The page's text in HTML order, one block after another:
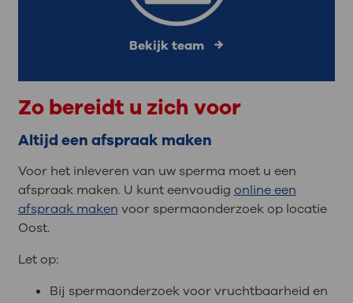
Bekijk team
Zo bereidt u zich voor
Altijd een afspraak maken
Voor het inleveren van uw sperma moet u een
afspraak maken. U kunt eenvoudigonline een
afspraak makenvoor spermaonderzoek op locatie
Oost.
Let op:
Bij spermaonderzoek voor vruchtbaarheid en